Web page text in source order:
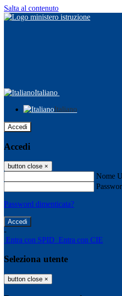
Salta al contenuto
Italiano
Italiano
Accedi
Accedi
button close ×
Nome
Password dimenticata?
-
Entra con SPID Entra con CIE
Seleziona utente
button close ×